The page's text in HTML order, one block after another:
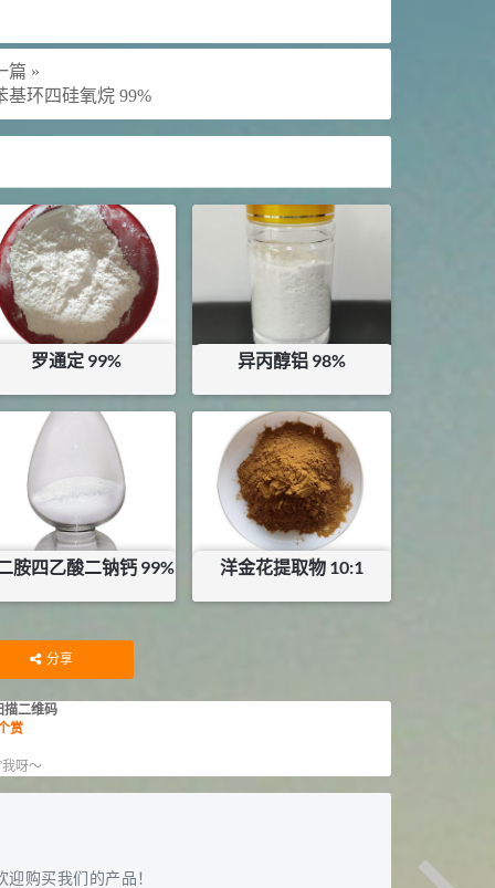
篇 »
基环四硅氧烷 99%
罗通定 99%
¥1060
库存：
KG
异丙醇铝 98%
¥9.75
库存：4KG
胺四乙酸二钠钙 99%
库存：7.5KG
洋金花提取物 10:1
分享
二维码
赏
呀～
购买我们的产品！